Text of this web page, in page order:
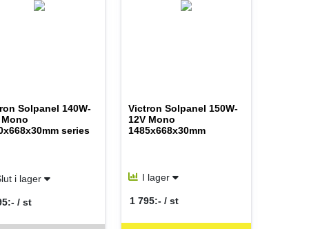
Solpanel 140W-
Mono
series
i lager
/ st
per ST
Victron Solpanel 150W-
12V Mono
1485x668x30mm
I lager
1 795:- / st
SEK per ST